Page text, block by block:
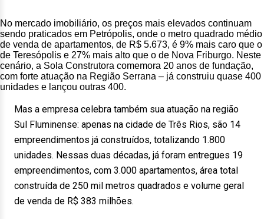
No mercado imobiliário, os preços mais elevados continuam
sendo praticados em Petrópolis, onde o metro quadrado médio
de venda de apartamentos, de R$ 5.673, é 9% mais caro que o
de Teresópolis e 27% mais alto que o de Nova Friburgo. Neste
cenário, a Sola Construtora comemora 20 anos de fundação,
com forte atuação na Região Serrana – já construiu quase 400
unidades e lançou outras 400.
Mas a empresa celebra também sua atuação na região
Sul Fluminense: apenas na cidade de Três Rios, são 14
empreendimentos já construídos, totalizando 1.800
unidades. Nessas duas décadas, já foram entregues 19
empreendimentos, com 3.000 apartamentos, área total
construída de 250 mil metros quadrados e volume geral
de venda de R$ 383 milhões.